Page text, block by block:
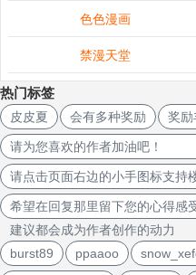
色色漫画
禁漫天堂
热门标签
皮皮夏 会有多种奖励 奖励
请为您喜欢的作者加油吧
请点击页面右边的小手图
希望在回复那里留下您的心
建议都会成为作者创作的动力
burst89
ppaaoo